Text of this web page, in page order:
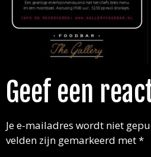
Geef een
Je e-mailadres wordt niet
velden zijn gemarkeerd met*